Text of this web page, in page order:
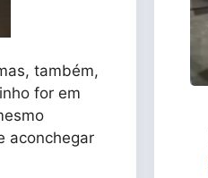
também,
for em
aconchegar